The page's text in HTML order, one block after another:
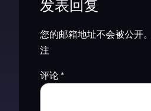
发表回复
您的邮箱地址不会被公开。
注
评论 *